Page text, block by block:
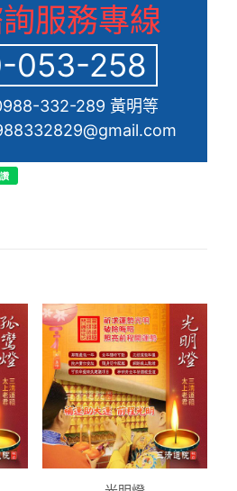
服務專線
053-258
332-289 黃明等